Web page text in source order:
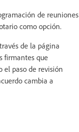
de reuniones
como opción.
de la página
firmantes que
el paso de revisión
cambia a